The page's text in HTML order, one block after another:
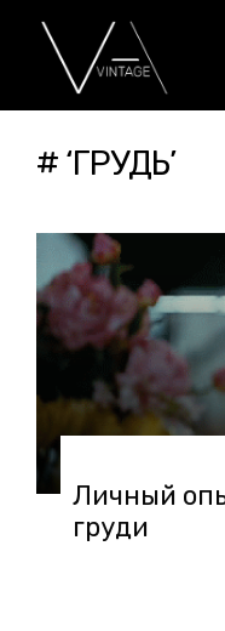
# ‘ГРУДЬ’
Личный
груди